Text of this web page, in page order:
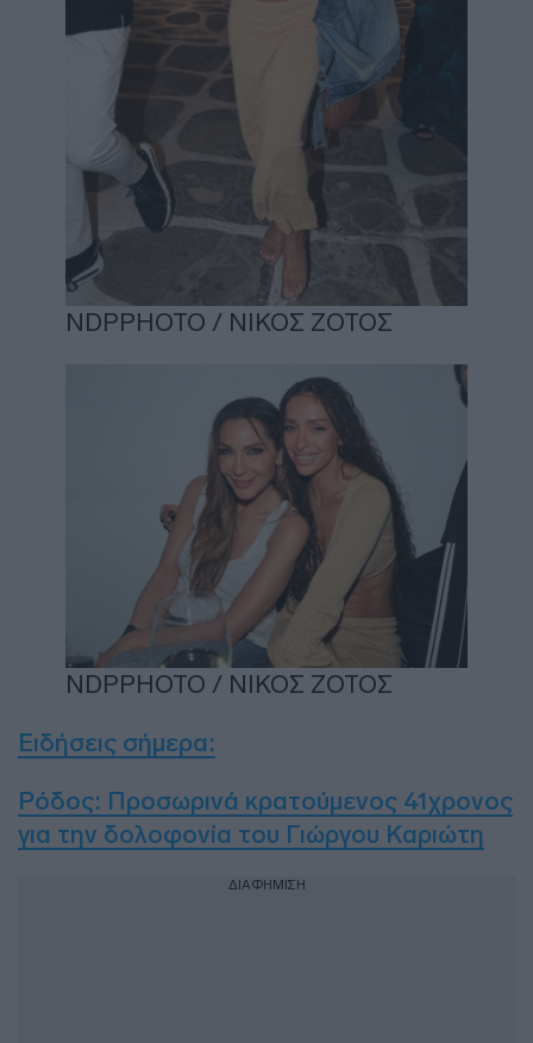
NDPPHOTO / ΝΙΚΟΣ ΖΟΤΟΣ
NDPPHOTO / ΝΙΚΟΣ ΖΟΤΟΣ
Ειδήσεις σήμερα:
Ρόδος: Προσωρινά κρατούμενος 41χρονος
για την δολοφονία του Γιώργου Καριώτη
ΔΙΑΦΗΜΙΣΗ